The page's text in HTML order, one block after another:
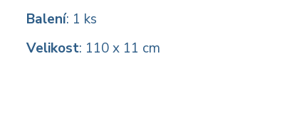
Balení: 1 ks
Velikost: 110 x 11 cm